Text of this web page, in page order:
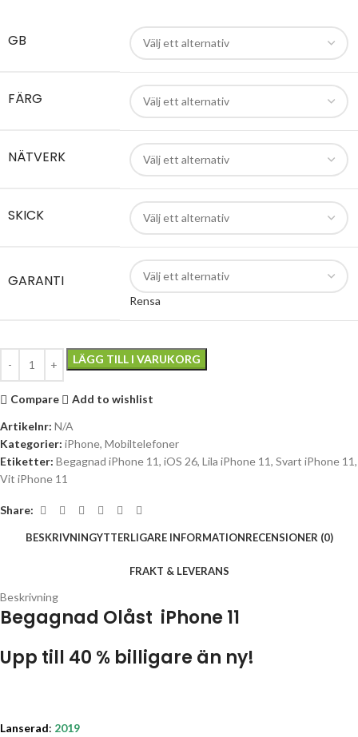
GB
FÄRG
NÄTVERK
SKICK
GARANTI
Rensa
LÄGG TILL I VARUKORG
Compare
Add to wishlist
Artikelnr: N/A
Kategorier: iPhone, Mobiltelefoner
Etiketter: Begagnad iPhone 11, iOS 26, Lila iPhone 11, Svart iPhone 11,
Vit iPhone 11
Share:
BESKRIVNINGYTTERLIGARE INFORMATIONRECENSIONER (0)
FRAKT & LEVERANS
Beskrivning
Begagnad Olåst iPhone 11
Upp till 40 % billigare än ny!
Lanserad: 2019